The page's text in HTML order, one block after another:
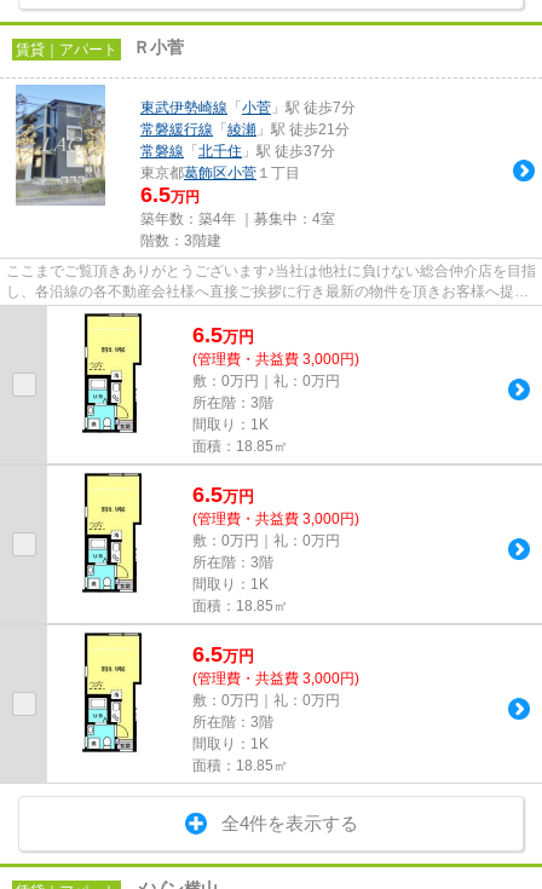
賃貸｜アパート Ｒ小菅
東武伊勢崎線 「 小菅 」駅 徒歩7分
常磐緩行線 「 綾瀬 」駅 徒歩21分
常磐線 「 北千住 」駅 徒歩37分
東京都葛飾区小菅 １丁目
6.5万円
築年数：築4年 ｜募集中： 4室
階数：3階建
ここまでご覧頂きありがとうございます♪当社は他社に負けない総合仲介店を目指
し、各沿線の各不動産会社様へ直接ご挨拶に行き最新の物件を頂きお客様へ提供
しております！最新の情報は...
6.5万円
(管理費・共益費 3,000円)
敷：0万円｜礼：0万円
所在階：3階
間取り：1K
面積：18.85㎡
6.5万円
(管理費・共益費 3,000円)
敷：0万円｜礼：0万円
所在階：3階
間取り：1K
面積：18.85㎡
6.5万円
(管理費・共益費 3,000円)
敷：0万円｜礼：0万円
所在階：3階
間取り：1K
面積：18.85㎡
全4件を表示する